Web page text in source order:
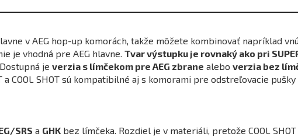
v AEG hop-up komorách, takže môžete kombinovať napríklad
je vhodná pre AEG hlavne. Tvar výstupku je rovnaký ako pri
je verzia s límčekom pre AEG zbrane alebo verzia bez
a COOL SHOT sú kompatibilné aj s komorami pre odstreľovacie pušky
SRS a GHK bez límčeka. Rozdiel je v materiáli, pretože COOL